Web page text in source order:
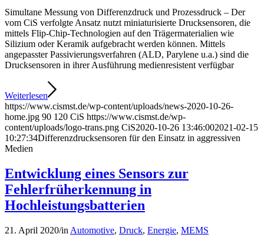
Simultane Messung von Differenzdruck und Prozessdruck – Der
vom CiS verfolgte Ansatz nutzt miniaturisierte Drucksensoren, die
mittels Flip-Chip-Technologien auf den Trägermaterialien wie
Silizium oder Keramik aufgebracht werden können. Mittels
angepasster Passivierungsverfahren (ALD, Parylene u.a.) sind die
Drucksensoren in ihrer Ausführung medienresistent verfügbar
Weiterlesen
https://www.cismst.de/wp-content/uploads/news-2020-10-26-
home.jpg 90 120 CiS https://www.cismst.de/wp-
content/uploads/logo-trans.png CiS2020-10-26 13:46:002021-02-15
10:27:34Differenzdrucksensoren für den Einsatz in aggressiven
Medien
Entwicklung eines Sensors zur
Fehlerfrüherkennung in
Hochleistungsbatterien
21. April 2020/in Automotive, Druck, Energie, MEMS